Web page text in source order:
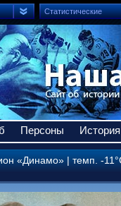
Статистические
Персоны История
«Динамо» | темп. -